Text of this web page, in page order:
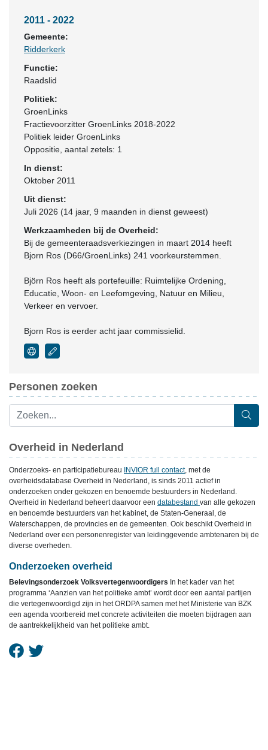
2011 - 2022
Gemeente:
Ridderkerk
Functie:
Raadslid
Politiek:
GroenLinks
Fractievoorzitter GroenLinks 2018-2022
Politiek leider GroenLinks
Oppositie , aantal zetels: 1
In dienst:
Oktober 2011
Uit dienst:
Juli 2026 (14 jaar, 9 maanden in dienst geweest)
Werkzaamheden bij de Overheid:
Bij de gemeenteraadsverkiezingen in maart 2014 heeft
Bjorn Ros (D66/GroenLinks) 241 voorkeurstemmen.
Björn Ros heeft als portefeuille: Ruimtelijke Ordening,
Educatie, Woon- en Leefomgeving, Natuur en Milieu,
Verkeer en vervoer.
Bjorn Ros is eerder acht jaar commissielid.
Personen zoeken
Overheid in Nederland
Onderzoeks- en participatiebureau INVIOR full contact, met de
overheidsdatabase Overheid in Nederland, is sinds 2011 actief in
onderzoeken onder gekozen en benoemde bestuurders in Nederland.
Overheid in Nederland beheert daarvoor een databestand van alle gekozen
en benoemde bestuurders van het kabinet, de Staten-Generaal, de
Waterschappen, de provincies en de gemeenten. Ook beschikt Overheid in
Nederland over een personenregister van leidinggevende ambtenaren bij de
diverse overheden.
Onderzoeken overheid
Belevingsonderzoek Volksvertegenwoordigers In het kader van het
programma ‘Aanzien van het politieke ambt’ wordt door een aantal partijen
die vertegenwoordigd zijn in het ORDPA samen met het Ministerie van BZK
een agenda voorbereid met concrete activiteiten die moeten bijdragen aan
de aantrekkelijkheid van het politieke ambt.